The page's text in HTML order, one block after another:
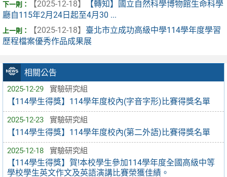
相關公告
2025-12-29 實驗研究組
【114學生得獎】114學年度校內(字音字形)比賽得獎名單
2025-12-23 實驗研究組
【114學生得獎】114學年度校內(第二外語)比賽得獎名單
2025-12-18 實驗研究組
【114學生得獎】賀!本校學生參加114學年度全國高級中等
學校學生英文作文及英語演講比賽榮獲佳績。
【2025-12-18】
【轉知】國立自然科學博物館生命科學
廳自115年2月24日起至4月30 ...
【2025-12-18】 臺北市立成功高級中學114學年度學習
歷程檔案優秀作品成果展